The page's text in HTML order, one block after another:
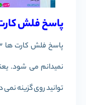
پاسخ فلش
نمیدانم می شود.
توانید روی گزینه